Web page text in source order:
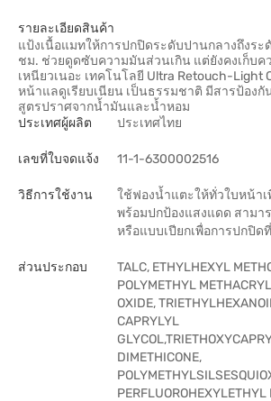
รายละเอียดสินค้า
แป้งเนื้อแมทให้การปกปิดระดับปานกลางถึงร
ชม. ช่วยดูดซับความมันส่วนเกิน แต่ยังคงเก็บค
เหนียวเนอะ เทคโนโลยี Ultra Retouch-Light
หน้าแลดูเรียบเนียน เป็นธรรมชาติ มีสารป้องกั
สูตรปราศจากน้ำมันและน้ำหอม
ประเทศผู้ผลิต
ประเทศไทย
เลขที่ใบจดแจ้ง 11-1-6300002516
วิธีการใช้งาน
ใช้ฟองน้ำแตะให้ทั่วใบหน้า
พร้อมปกป้องแสงแดด สามา
หรือแบบเปียกเพื่อการปกปิด
ส่วนประกอบ
TALC, ETHYLHEXYL
POLYMETHYL
OXIDE,
CAPRYLYL
DIMETHICONE,
PERFLUOROHEXYLETHYL